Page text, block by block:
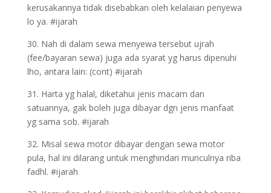
kerusakannya tidak disebabkan oleh kelalaian penyewa
lo ya. #ijarah
30. Nah di dalam sewa menyewa tersebut ujrah
(fee/bayaran sewa) juga ada syarat yg harus dipenuhi
lho, antara lain: (cont) #ijarah
31. Harta yg halal, diketahui jenis macam dan
satuannya, gak boleh juga dibayar dgn jenis manfaat
yg sama sob. #ijarah
32. Misal sewa motor dibayar dengan sewa motor
pula, hal ini dilarang untuk menghindari munculnya riba
fadhl. #ijarah